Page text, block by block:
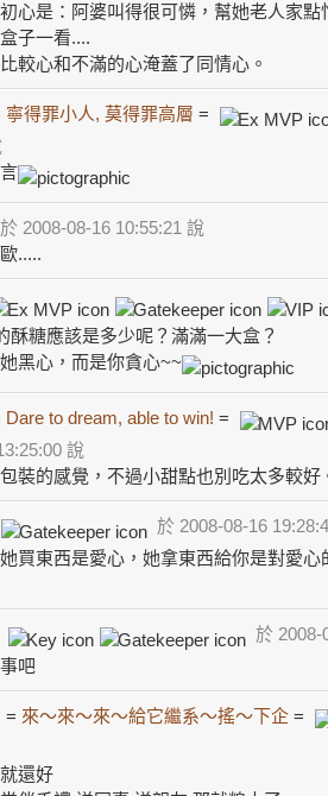
心是：阿婆叫得很可憐，幫她老人家點
子一看....
較心和不滿的心淹蓋了同情心。
寧得罪小人, 莫得罪高層 =
於 2008-08-16 10:55:21 說
.....
酥糖應該是多少呢？滿滿一大盒？
黑心，而是你貪心~~
Dare to dream, able to win! =
說
裝的感覺，不過小甜點也別吃太多較好
於 2008-08-16
買東西是愛心，她拿東西給你是對愛
於 2008-
吧
= 來～來～來～給它繼系～搖～下企 =
還好